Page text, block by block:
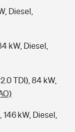
Diesel,
kW, Diesel,
TDI), 84 kW,
kW, Diesel,